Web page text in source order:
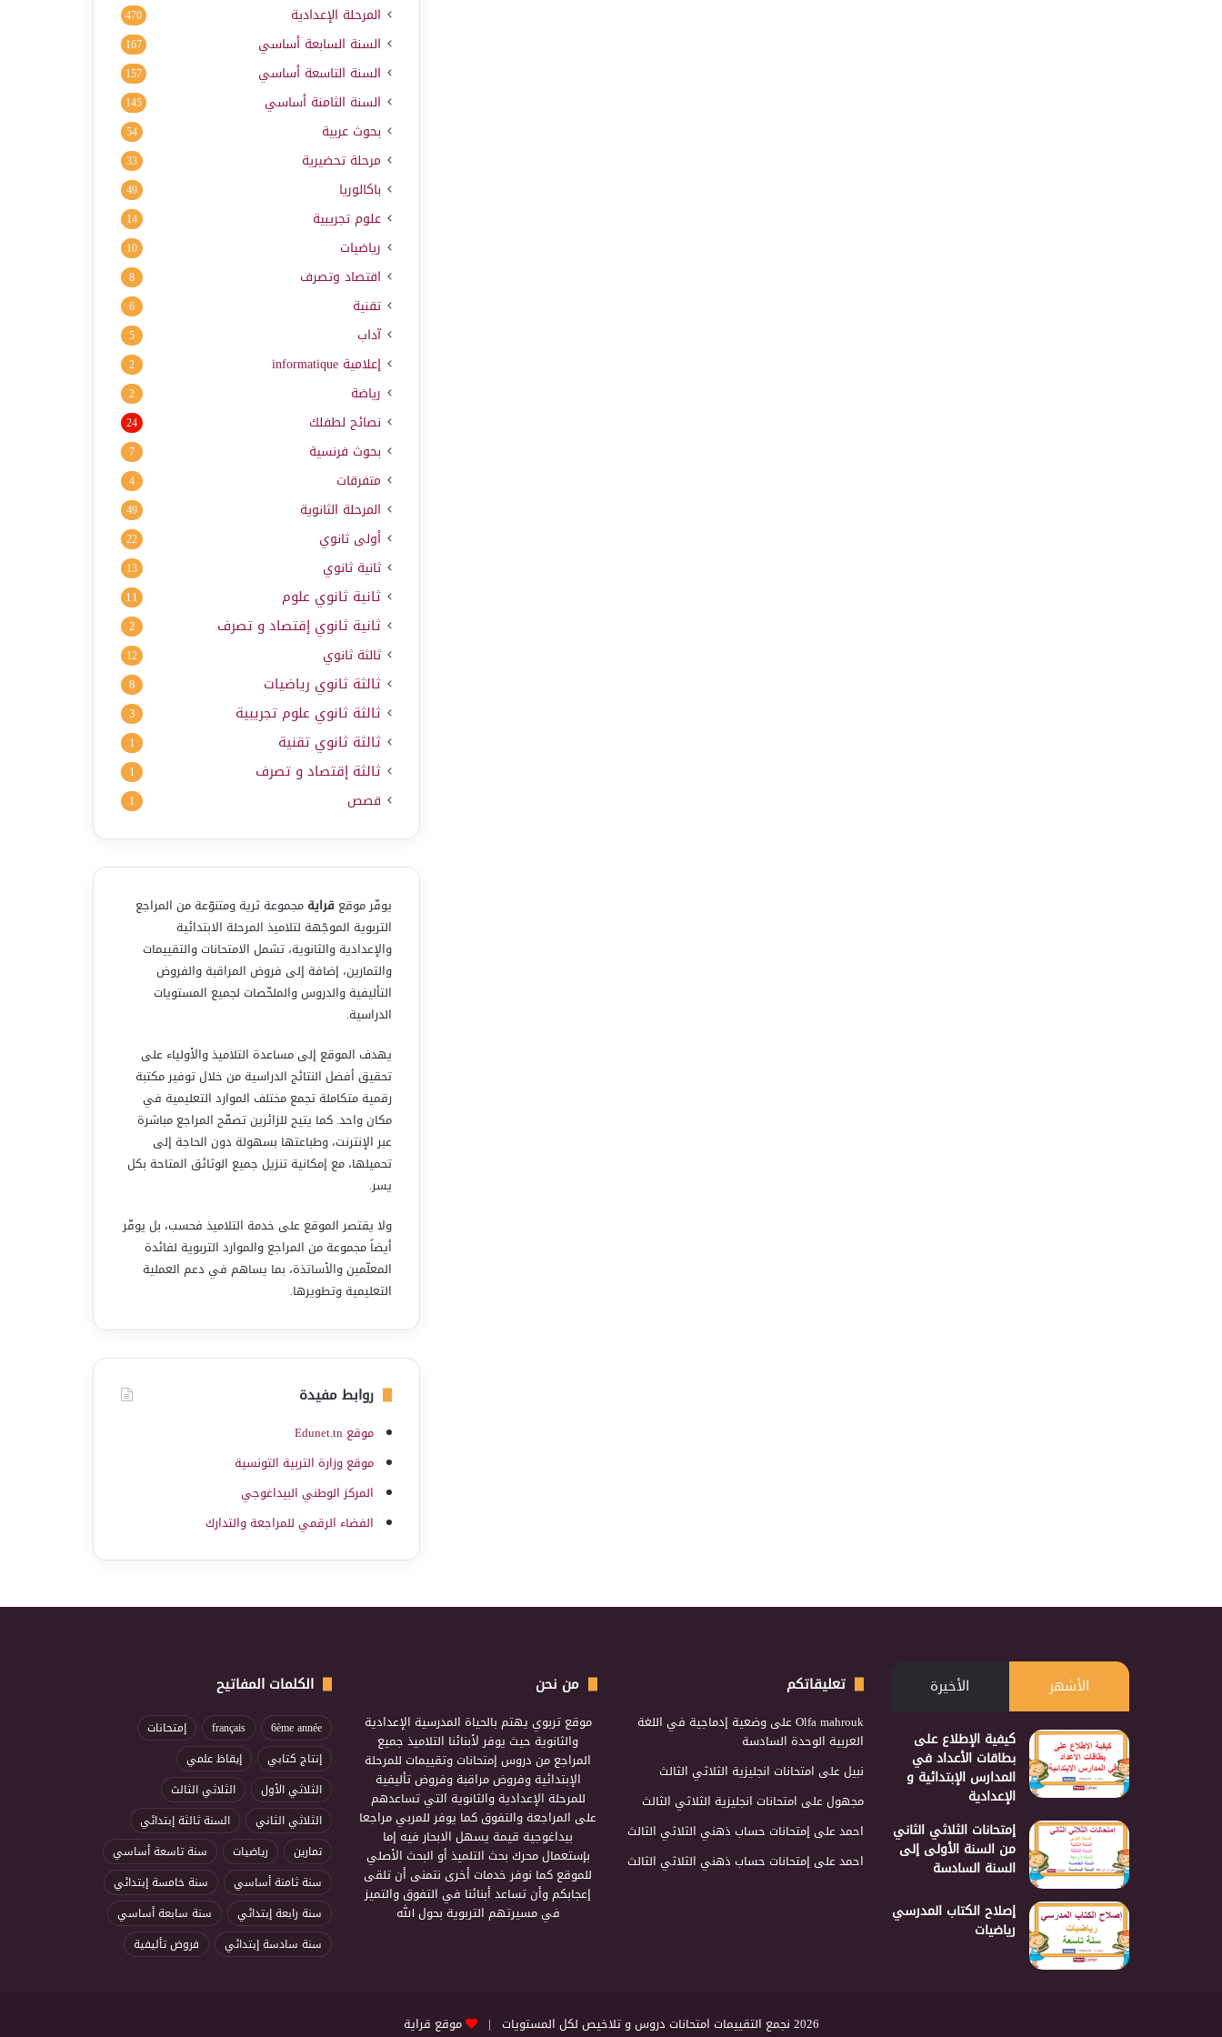
المرحلة الإعدادية 470
السنة السابعة أساسي 167
السنة التاسعة أساسي 157
السنة الثامنة أساسي 145
بحوث عربية 54
مرحلة تحضيرية 33
باكالوريا 49
علوم تجريبية 14
رياضيات 10
اقتصاد وتصرف 8
تقنية 6
آداب 5
إعلامية informatique
2
رياضة 2
نصائح لطفلك 24
بحوث فرنسية 7
متفرقات 4
المرحلة الثانوية 49
أولى ثانوي 22
ثانية ثانوي 13
ثانية ثانوي علوم 11
ثانية ثانوي إقتصاد و تصرف 2
ثالثة ثانوي 12
ثالثة ثانوي رياضيات 8
ثالثة ثانوي علوم تجريبية 3
ثالثة ثانوي تقنية 1
ثالثة إقتصاد و تصرف 1
قصص 1
يوفّر موقع قرايةمجموعة ثرية ومتنوّعة من المراجع
التربوية الموجّهة لتلاميذ المرحلة الابتدائية
والإعدادية والثانوية، تشمل الامتحانات والتقييمات
والتمارين، إضافة إلى فروض المراقبة والفروض
التأليفية والدروس والملخّصات لجميع المستويات
الدراسية.
يهدف الموقع إلى مساعدة التلاميذ والأولياء على
تحقيق أفضل النتائج الدراسية من خلال توفير مكتبة
رقمية متكاملة تجمع مختلف الموارد التعليمية في
مكان واحد. كما يتيح للزائرين تصفّح المراجع مباشرة
عبر الإنترنت، وطباعتها بسهولة دون الحاجة إلى
تحميلها، مع إمكانية تنزيل جميع الوثائق المتاحة بكل
يسر.
ولا يقتصر الموقع على خدمة التلاميذ فحسب، بل يوفّر
أيضاً مجموعة من المراجع والموارد التربوية لفائدة
المعلّمين والأساتذة، بما يساهم في دعم العملية
التعليمية وتطويرها.
روابط مفيدة
موقع Edunet.tn
موقع وزارة التربية التونسية
المركز الوطني البيداغوجي
الفضاء الرقمي للمراجعة والتدارك
الأشهر الأخيرة
كيفية الإطلاع على
بطاقات الأعداد في
المدارس الإبتدائية و
الإعدادية
إمتحانات الثلاثي الثاني
من السنة الأولى إلى
السنة السادسة
إصلاح الكتاب المدرسي
رياضيات
تعليقاتكم
Olfa mahroukعلىوضعية إدماجية في اللغة
العربية الوحدة السادسة
نبيلعلى امتحانات انجليزية الثلاثي الثالث
مجهولعلى امتحانات انجليزية الثلاثي الثالث
احمدعلى إمتحانات حساب ذهني الثلاثي الثالث
احمدعلى إمتحانات حساب ذهني الثلاثي الثالث
من نحن
موقع تربوي يهتم بالحياة المدرسية الإعدادية
والثانوية حيث يوفر لأبنائنا التلاميذ جميع
المراجع من دروس إمتحانات وتقييمات للمرحلة
الإبتدائية وفروض مراقبة وفروض تأليفية
للمرحلة الإعدادية والثانوية التي تساعدهم
على المراجعة والتفوق كما يوفر للمربي مراجعا
بيداغوجية قيمة يسهل الابحار فيه إما
بإستعمال محرك بحث التلميذ أو البحث الأصلي
للموقع كما نوفر خدمات أخرى نتمنى أن تلقى
إعجابكم وأن تساعد أبنائنا في التفوق والتميز
في مسيرتهم التربوية بحول الله
الكلمات المفاتيح
6ème année
français
إمتحانات
إنتاج كتابي
إيقاظ علمي
الثلاثي الأول
الثلاثي الثالث
الثلاثي الثاني
السنة ثالثة إبتدائي
تمارين
رياضيات
سنة تاسعة أساسي
سنة ثامنة أساسي
سنة خامسة إبتدائي
سنة رابعة إبتدائي
سنة سابعة أساسي
سنة سادسة إبتدائي
فروض تأليفية
2026 نجمع التقييمات امتحانات دروس و تلاخيص لكل المستويات | موقع قراية